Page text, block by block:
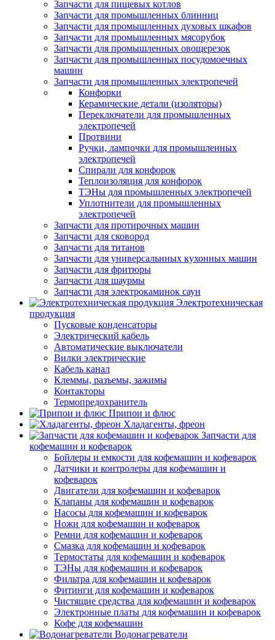
Запчасти для пищевых котлов
Запчасти для промышленных блинниц
Запчасти для промышленных духовых шкафов
Запчасти для промышленных мясорубок
Запчасти для промышленных овощерезок
Запчасти для промышленных посудомоечных
машин
Запчасти для промышленных электропечей
Конфорки
Керамические детали (изоляторы)
Переключатели для промышленных
электропечей
Протвини
Ручки, лампочки для промышленных
электропечей
Спирали для конфорок
Теплоизоляция для конфорок
ТЭНы для промышленных электропечей
Уплотнители для промышленных
электропечей
Запчасти для протирочных машин
Запчасти для сковород
Запчасти для титанов
Запчасти для универсальнных кухонных машин
Запчасти для фритюры
Запчасти для шаурмы
Запчасти для электрокаминок саун
Электротехническая
продукция
Пусковые конденсаторы
Электрический кабель
Автоматические выключатели
Вилки электрические
Кабель канал
Клеммы, разъемы, зажимы
Контакторы
Термопредохранитель
Припои и флюс
Хладагенты, фреон
Запчасти для
кофемашин и кофеварок
Бойлеры и емкости для кофемашин и кофеварок
Датчики и контролеры для кофемашин и
кофеварок
Двигатели для кофемашин и кофеварок
Клапаны для кофемашин и кофеварок
Насосы для кофемашин и кофеварок
Ножи для кофемашин и кофеварок
Ремни для кофемашин и кофеварок
Смазка для кофемашин и кофеварок
Термостаты для кофемашин и кофеварок
ТЭНы для кофемашин и кофеварок
Фильтра для кофемашин и кофеварок
Фитинги для кофемашин и кофеварок
Чистящие средства для кофемашин и кофеварок
Электронные платы для кофемашин и кофеварок
Кофе для кофемашин
Водонагреватели